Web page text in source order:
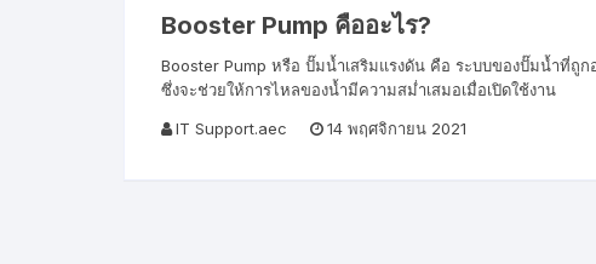
Booster Pump คืออะไร?
Booster Pump หรือ ปั๊มน้ำเสริมแรงดัน คือ ระบบของปั๊มน้ำที่ถู
ซึ่งจะช่วยให้การไหลของน้ำมีความสม่ำเสมอเมื่อเปิดใช้งาน
IT Support.aec
14 พฤศจิกายน 2021